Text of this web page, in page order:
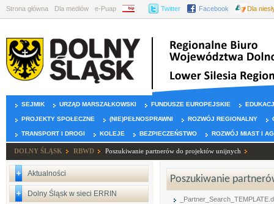
Strona główna Dla mediów e-Puap BIP Twitter Facebook Dla
SEJMIK URZĄD MARSZAŁKOWSKI FUNDUSZE EUROPEJSKIE
PROJEKTY SPOŁECZNE (NIE)PEŁNOSPRAWNI ROZWÓJ REGIONALNY
TRANSPORT I DROGI KOLEJE BEZPIECZEŃSTWO ROZWÓJ MIAST I
DOLNY ŚLĄSK RBWD Poszukiwanie partnerów do projektów unijnych
Aktualności
Dolny Śląsk w sieci ERRIN
Poszukiwanie